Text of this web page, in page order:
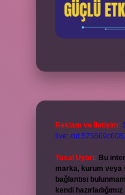
Reklam ve İletişim:
Yasal Uyarı: Bu
marka, kurum veya
bağlantısı
kendi